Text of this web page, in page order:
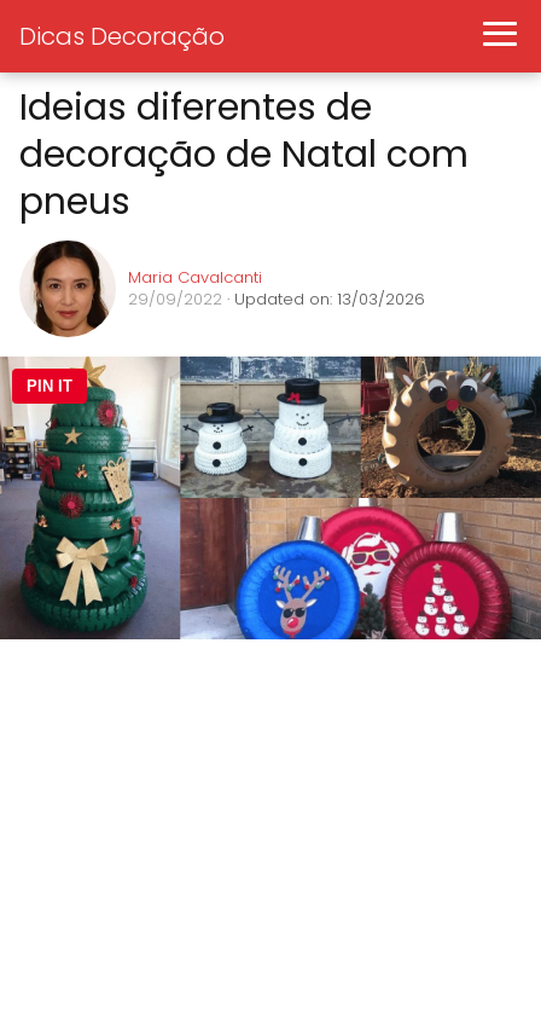
Dicas Decoração
Ideias diferentes de
decoração de Natal com
pneus
Maria Cavalcanti
29/09/2022 · Updated on: 13/03/2026
PIN IT